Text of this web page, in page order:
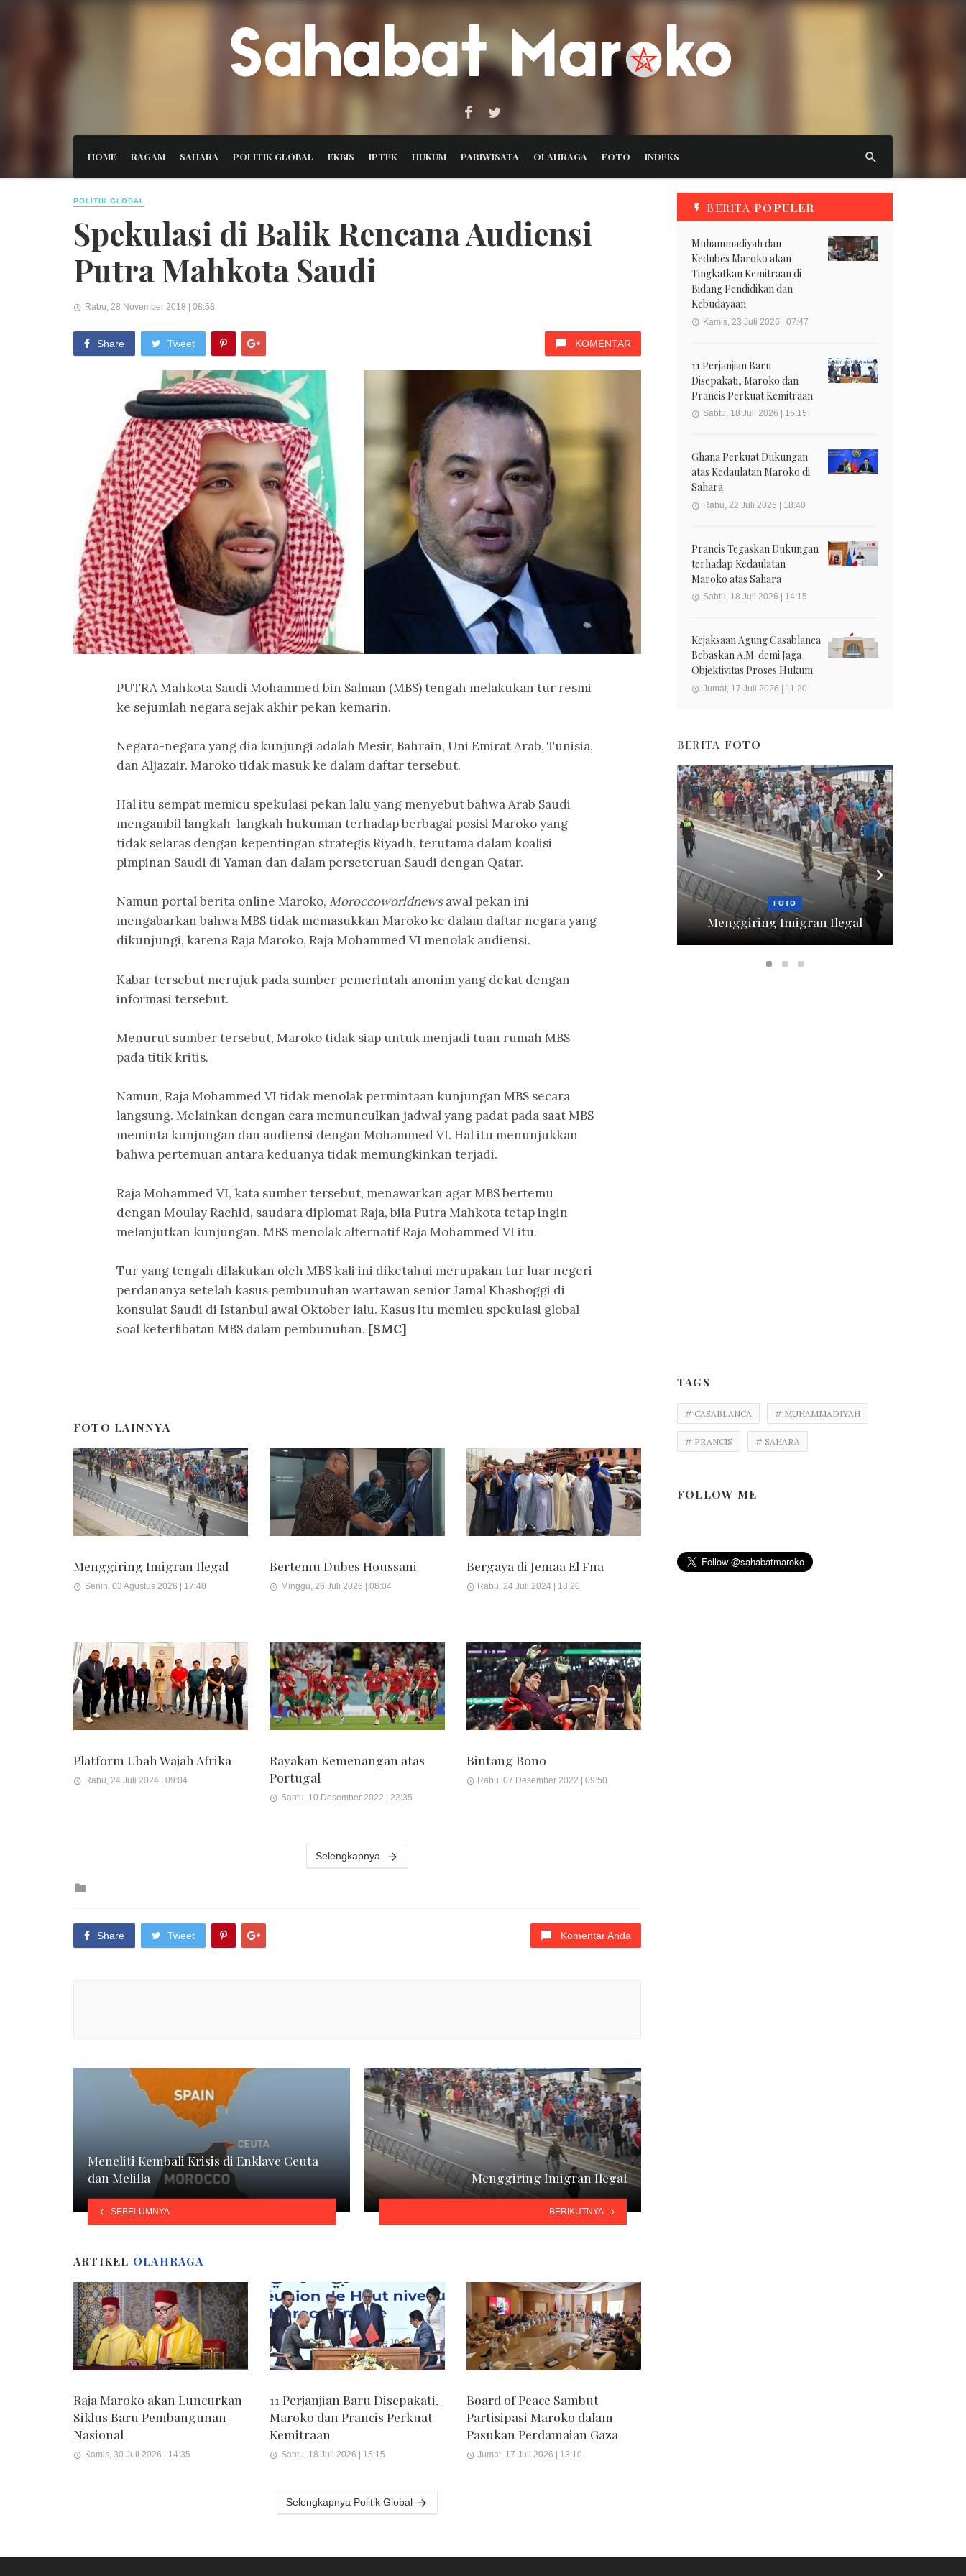
HOME RAGAM SAHARA POLITIK GLOBAL EKBIS IPTEK HUKUM PARIWISATA OLAHRAGA FOTO INDEKS
POLITIK GLOBAL
Spekulasi di Balik Rencana Audiensi
Putra Mahkota Saudi
Rabu, 28 November 2018 | 08:58
Share Tweet KOMENTAR
PUTRA Mahkota Saudi Mohammed bin Salman (MBS) tengah melakukan tur resmi
ke sejumlah negara sejak akhir pekan kemarin.
Negara-negara yang dia kunjungi adalah Mesir, Bahrain, Uni Emirat Arab, Tunisia,
dan Aljazair. Maroko tidak masuk ke dalam daftar tersebut.
Hal itu sempat memicu spekulasi pekan lalu yang menyebut bahwa Arab Saudi
mengambil langkah-langkah hukuman terhadap berbagai posisi Maroko yang
tidak selaras dengan kepentingan strategis Riyadh, terutama dalam koalisi
pimpinan Saudi di Yaman dan dalam perseteruan Saudi dengan Qatar.
Namun portal berita online Maroko, Moroccoworldnewsawal pekan ini
mengabarkan bahwa MBS tidak memasukkan Maroko ke dalam daftar negara yang
dikunjungi, karena Raja Maroko, Raja Mohammed VI menolak audiensi.
Kabar tersebut merujuk pada sumber pemerintah anonim yang dekat dengan
informasi tersebut.
Menurut sumber tersebut, Maroko tidak siap untuk menjadi tuan rumah MBS
pada titik kritis.
Namun, Raja Mohammed VI tidak menolak permintaan kunjungan MBS secara
langsung. Melainkan dengan cara memunculkan jadwal yang padat pada saat MBS
meminta kunjungan dan audiensi dengan Mohammed VI. Hal itu menunjukkan
bahwa pertemuan antara keduanya tidak memungkinkan terjadi.
Raja Mohammed VI, kata sumber tersebut, menawarkan agar MBS bertemu
dengan Moulay Rachid, saudara diplomat Raja, bila Putra Mahkota tetap ingin
melanjutkan kunjungan. MBS menolak alternatif Raja Mohammed VI itu.
Tur yang tengah dilakukan oleh MBS kali ini diketahui merupakan tur luar negeri
perdananya setelah kasus pembunuhan wartawan senior Jamal Khashoggi di
konsulat Saudi di Istanbul awal Oktober lalu. Kasus itu memicu spekulasi global
soal keterlibatan MBS dalam pembunuhan. [SMC]
FOTO LAINNYA
Menggiring Imigran Ilegal
Senin, 03 Agustus 2026 | 17:40
Bertemu Dubes Houssani
Minggu, 26 Juli 2026 | 06:04
Bergaya di Jemaa El Fna
Rabu, 24 Juli 2024 | 18:20
Platform Ubah Wajah Afrika
Rabu, 24 Juli 2024 | 09:04
Rayakan Kemenangan atas
Portugal
Sabtu, 10 Desember 2022 | 22:35
Bintang Bono
Rabu, 07 Desember 2022 | 09:50
Selengkapnya
Share Tweet Komentar Anda
Meneliti Kembali Krisis di Enklave Ceuta
dan Melilla
SEBELUMNYA
Menggiring Imigran Ilegal
BERIKUTNYA
ARTIKEL OLAHRAGA
Raja Maroko akan Luncurkan
Siklus Baru Pembangunan
Nasional
Kamis, 30 Juli 2026 | 14:35
11 Perjanjian Baru Disepakati,
Maroko dan Prancis Perkuat
Kemitraan
Sabtu, 18 Juli 2026 | 15:15
Board of Peace Sambut
Partisipasi Maroko dalam
Pasukan Perdamaian Gaza
Jumat, 17 Juli 2026 | 13:10
Selengkapnya Politik Global
BERITA POPULER
Muhammadiyah dan
Kedubes Maroko akan
Tingkatkan Kemitraan di
Bidang Pendidikan dan
Kebudayaan
Kamis, 23 Juli 2026 | 07:47
11 Perjanjian Baru
Disepakati, Maroko dan
Prancis Perkuat Kemitraan
Sabtu, 18 Juli 2026 | 15:15
Ghana Perkuat Dukungan
atas Kedaulatan Maroko di
Sahara
Rabu, 22 Juli 2026 | 18:40
Prancis Tegaskan Dukungan
terhadap Kedaulatan
Maroko atas Sahara
Sabtu, 18 Juli 2026 | 14:15
Kejaksaan Agung Casablanca
Bebaskan A.M. demi Jaga
Objektivitas Proses Hukum
Jumat, 17 Juli 2026 | 11:20
BERITA FOTO
FOTO
Menggiring Imigran Ilegal
TAGS
# CASABLANCA # MUHAMMADIYAH
# PRANCIS # SAHARA
FOLLOW ME